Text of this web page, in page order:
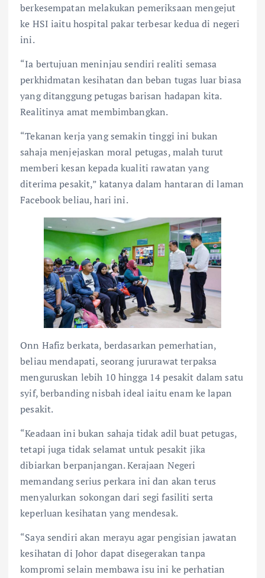
berkesempatan melakukan pemeriksaan mengejut
ke HSI iaitu hospital pakar terbesar kedua di negeri
ini.
“Ia bertujuan meninjau sendiri realiti semasa
perkhidmatan kesihatan dan beban tugas luar biasa
yang ditanggung petugas barisan hadapan kita.
Realitinya amat membimbangkan.
“Tekanan kerja yang semakin tinggi ini bukan
sahaja menjejaskan moral petugas, malah turut
memberi kesan kepada kualiti rawatan yang
diterima pesakit,” katanya dalam hantaran di laman
Facebook beliau, hari ini.
Onn Hafiz berkata, berdasarkan pemerhatian,
beliau mendapati, seorang jururawat terpaksa
menguruskan lebih 10 hingga 14 pesakit dalam satu
syif, berbanding nisbah ideal iaitu enam ke lapan
pesakit.
“Keadaan ini bukan sahaja tidak adil buat petugas,
tetapi juga tidak selamat untuk pesakit jika
dibiarkan berpanjangan. Kerajaan Negeri
memandang serius perkara ini dan akan terus
menyalurkan sokongan dari segi fasiliti serta
keperluan kesihatan yang mendesak.
“Saya sendiri akan merayu agar pengisian jawatan
kesihatan di Johor dapat disegerakan tanpa
kompromi selain membawa isu ini ke perhatian